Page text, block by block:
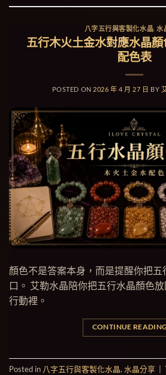
八字五行與客製化水晶 ,水
五行木火土金水對應水晶
配色表
POSTED ON 2026 年 4 月 27 日 BY
顏色不是答案本身，而是提醒你把五
口。 艾勒水晶陪你把五行水晶顏色
行動裡。
CONTINUE READING
Posted in 八字五行與客製化水晶, 水晶分享 |